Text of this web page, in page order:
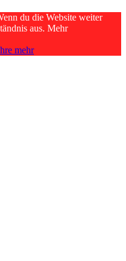
du die Website weiter
aus. Mehr
mehr